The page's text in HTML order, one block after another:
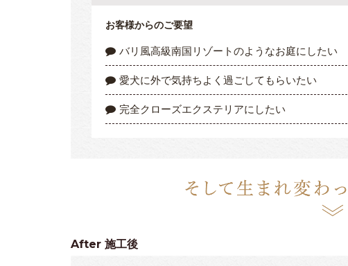
お客様からのご要望
バリ風高級南国リゾートのようなお庭にしたい
愛犬に外で気持ちよく過ごしてもらいたい
完全クローズエクステリアにしたい
After 施工後